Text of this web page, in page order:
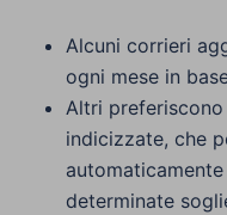
Alcuni corrieri
ogni mese in
Altri
indicizzate, che
determinate